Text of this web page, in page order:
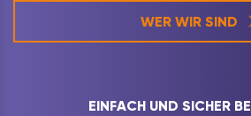
WER WIR SIND
EINFACH UND SICHER